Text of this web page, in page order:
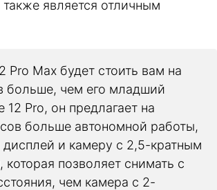
также является отличным
Pro Max будет стоить вам на
больше, чем его младший
12 Pro, он предлагает на
больше автономной работы,
и камеру с 2,5-кратным
позволяет снимать с
чем камера с 2-